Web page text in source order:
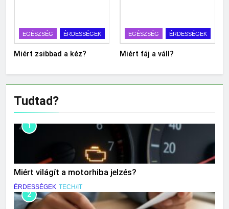
EGÉSZSÉG ÉRDESSÉGEK
Miért zsibbad a kéz?
EGÉSZSÉG ÉRDESSÉGEK
Miért fáj a váll?
Tudtad?
1
Miért világít a motorhiba jelzés?
ÉRDESSÉGEK TECH/IT
2